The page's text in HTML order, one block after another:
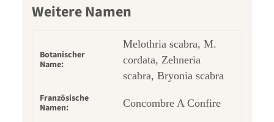
Weitere Namen
Botanischer
Name:
Melothria scabra, M.
cordata, Zehneria
scabra, Bryonia scabra
Französische
Namen:
Concombre A Confire